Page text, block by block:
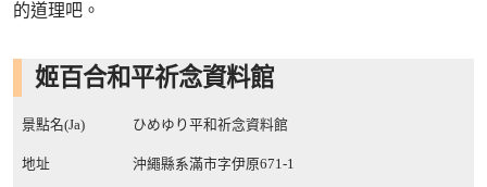
的道理吧。
姬百合和平祈念資料館
景點名(Ja) ひめゆり平和祈念資料館
地址 沖繩縣系滿市字伊原671-1